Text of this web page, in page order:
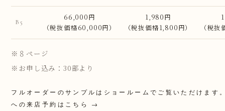
B5
66,000円
（税抜価格60,000円）
1,980円
（税抜価格1,800円）
（税
※８ページ
※お申し込み：30部より
フルオーダーのサンプルはショールームでご覧いただけます
への来店予約はこちら →